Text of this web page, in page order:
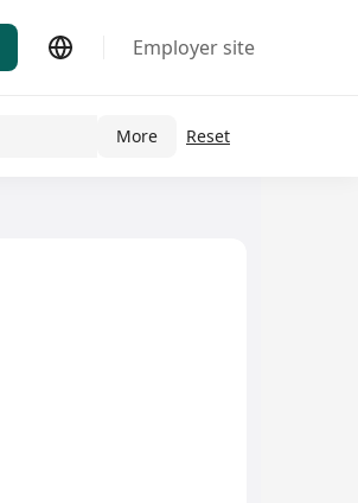
Employer site
More Reset